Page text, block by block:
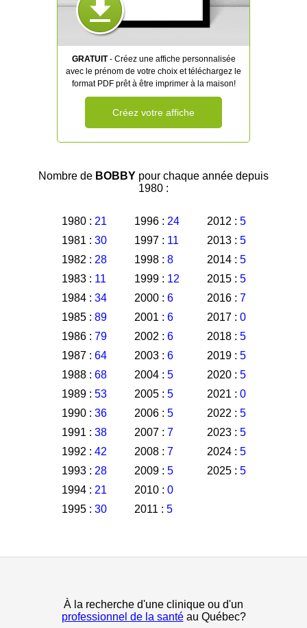
GRATUIT- Créez une affiche personnalisée
avec le prénom de votre choix et téléchargez le
format PDF prêt à être imprimer à la maison!
Créez votre affiche
Nombre de BOBBYpour chaque année depuis
1980 :
1980 : 21
1981 : 30
1982 : 28
1983 : 11
1984 : 34
1985 : 89
1986 : 79
1987 : 64
1988 : 68
1989 : 53
1990 : 36
1991 : 38
1992 : 42
1993 : 28
1994 : 21
1995 : 30
1996 : 24
1997 : 11
1998 : 8
1999 : 12
2000 : 6
2001 : 6
2002 : 6
2003 : 6
2004 : 5
2005 : 5
2006 : 5
2007 : 7
2008 : 7
2009 : 5
2010 : 0
2011 : 5
2012 : 5
2013 : 5
2014 : 5
2015 : 5
2016 : 7
2017 : 0
2018 : 5
2019 : 5
2020 : 5
2021 : 0
2022 : 5
2023 : 5
2024 : 5
2025 : 5
À la recherche d'une clinique ou d'un
professionnel de la santéau Québec?